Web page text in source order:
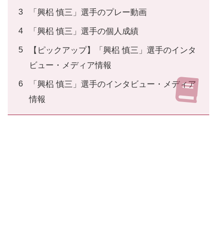
「興梠 慎三」選手のプレー動画
「興梠 慎三」選手の個人成績
【ピックアップ】「興梠 慎三」選手のインタ
ビュー・メディア情報
「興梠 慎三」選手のインタビュー・メディア
情報